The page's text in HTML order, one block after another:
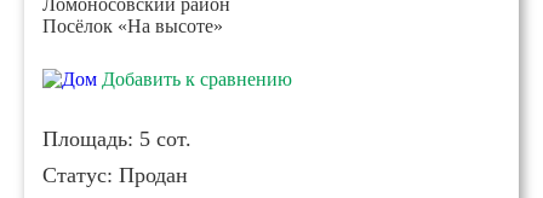
Посёлок «На высоте»
Добавить к сравнению
Площадь: 5 сот.
Статус:Продан